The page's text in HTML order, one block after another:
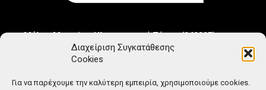
Διαχείριση Συγκατάθεσης
Cookies
Για να παρέχουμε την καλύτερη εμπειρία, χρησιμοποιούμε cookies.
Μέλος Μητρώου Ηλεκτρονικού Τύπου (242225)